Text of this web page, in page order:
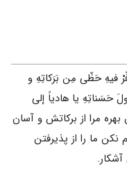
فیهِ حَظّی مِن بَرَکاتِهِ و
حَسَناتِهِ یا هادیاً إلى
بهره مرا از برکاتش و آسان
ما را از پذیرفتن